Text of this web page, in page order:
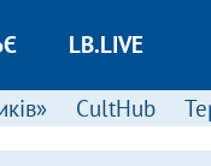
LB.LIVE
CultHub